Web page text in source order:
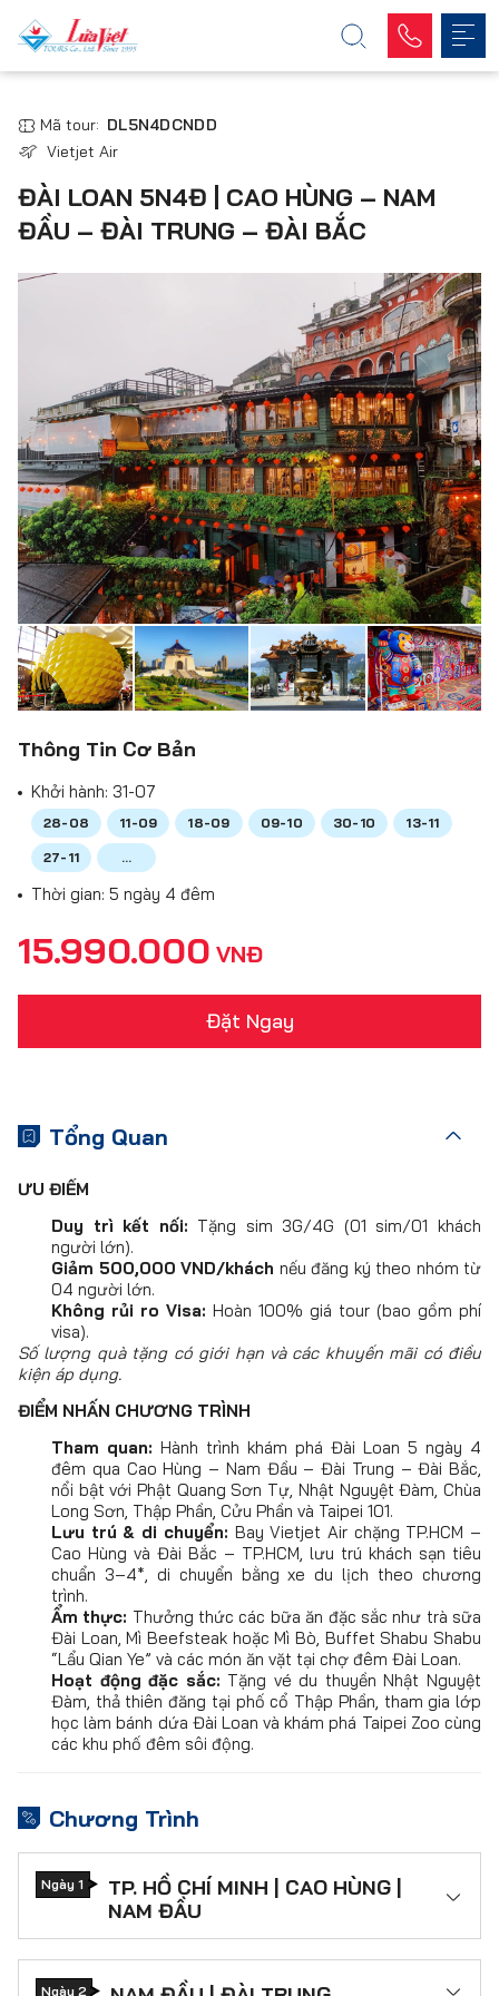
Mã tour: DL5N4DCNDD
Vietjet Air
ĐÀI LOAN 5N4Đ | CAO HÙNG – NAM
ĐẦU – ĐÀI TRUNG – ĐÀI BẮC
Tổng Quan
ƯU ĐIỂM
Duy trì kết nối: Tặng sim 3G/4G (01 sim/01 khách
người lớn).
Giảm 500,000 VND/khách nếu đăng ký theo nhóm từ
04 người lớn.
Không rủi ro Visa: Hoàn 100% giá tour (bao gồm phí
visa).
Số lượng quà tặng có giới hạn và các khuyến mãi có điều
kiện áp dụng.
ĐIỂM NHẤN CHƯƠNG TRÌNH
Tham quan: Hành trình khám phá Đài Loan 5 ngày 4
đêm qua Cao Hùng – Nam Đầu – Đài Trung – Đài Bắc,
nổi bật với Phật Quang Sơn Tự, Nhật Nguyệt Đàm, Chùa
Long Sơn, Thập Phần, Cửu Phần và Taipei 101.
Lưu trú & di chuyển: Bay Vietjet Air chặng TP.HCM –
Cao Hùng và Đài Bắc – TP.HCM, lưu trú khách sạn tiêu
chuẩn 3–4*, di chuyển bằng xe du lịch theo chương
trình.
Ẩm thực: Thưởng thức các bữa ăn đặc sắc như trà sữa
Đài Loan, Mì Beefsteak hoặc Mì Bò, Buffet Shabu Shabu
“Lẩu Qian Ye” và các món ăn vặt tại chợ đêm Đài Loan.
Hoạt động đặc sắc: Tặng vé du thuyền Nhật Nguyệt
Đàm, thả thiên đăng tại phố cổ Thập Phần, tham gia lớp
học làm bánh dứa Đài Loan và khám phá Taipei Zoo cùng
các khu phố đêm sôi động.
Chương Trình
Ngày 1
TP. HỒ CHÍ MINH | CAO HÙNG |
NAM ĐẦU
bay điCao Hùng – Đài Loan
. Làm thủ tục
Ngày 2
Thông Tin Cơ Bản
Khởi hành: 31-07
28-08 11-09 18-09 09-10 30-10 13-11
27-11 ...
Thời gian: 5 ngày 4 đêm
15.990.000 VNĐ
Đặt Ngay